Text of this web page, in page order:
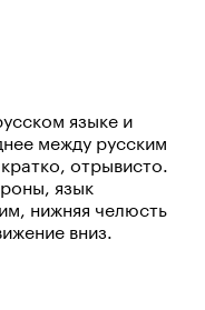
языке и
между русским
отрывисто.
язык
нижняя челюсть
вниз.